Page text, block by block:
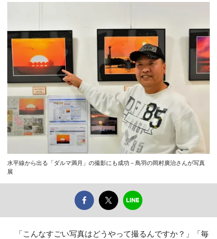
水平線から出る「ダルマ満月」の撮影にも成功－鳥羽の岡村廣治さんが写真
展
「こんなすごい写真はどうやって撮るんですか？」「毎